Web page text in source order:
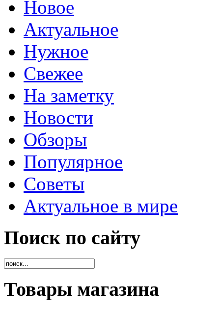
Новое
Актуальное
Нужное
Свежее
На заметку
Новости
Обзоры
Популярное
Советы
Актуальное в мире
Поиск по сайту
Товары магазина